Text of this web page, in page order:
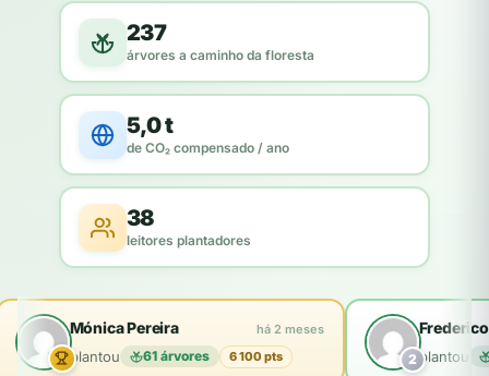
237
árvores a caminho da floresta
5,0 t
de CO₂ compensado / ano
38
leitores plantadores
Mónica Pereira há 2 meses
plantou 61 árvores 6 100 pts 2plantou